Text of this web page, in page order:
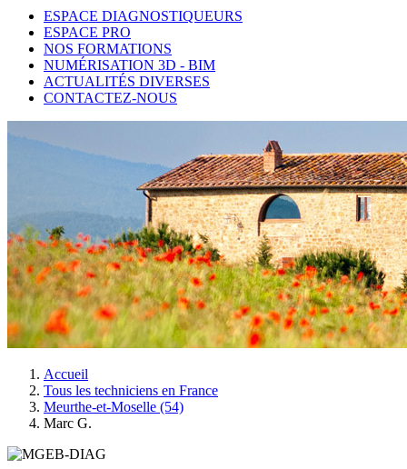
ESPACE DIAGNOSTIQUEURS
ESPACE PRO
NOS FORMATIONS
NUMÉRISATION 3D - BIM
ACTUALITÉS DIVERSES
CONTACTEZ-NOUS
Accueil
Tous les techniciens en France
Meurthe-et-Moselle (54)
Marc G.